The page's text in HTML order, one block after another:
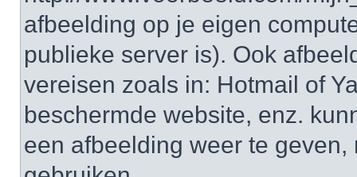
afbeelding op je eigen
publieke server is). Ook
vereisen zoals in: Hotmail of
beschermde website, enz.
een afbeelding weer te